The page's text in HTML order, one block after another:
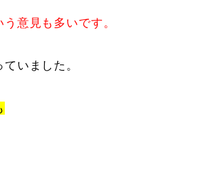
意見も多いです。
いました。